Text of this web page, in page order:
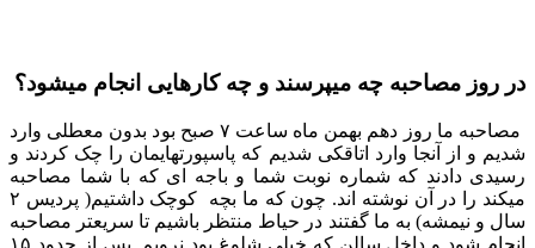
در روز مصاحبه چه میپرسند و چه کارهایی انجام میشود؟
مصاحبه ما روز دهم بهمن ماه ساعت ۷ صبح بود بدون معطلی وارد
شدیم و از آنجا وارد اتاقکی شدیم که پاسپورتهایمان را چک کردند و
رسیدی دادند که شماره نوبت شما و باجه ای که با شما مصاحبه
میکند را در آن نوشته اند. چون که ما بچه کوچک داشتیم( پردیس ۲
سال و نیمشه) به ما گفتند در حیاط منتظر باشیم تا سریعتر مصاحبه
انجام شود و داخل سالن که خیلی شلوغ بود نرویم. پس از حدود ۱۵